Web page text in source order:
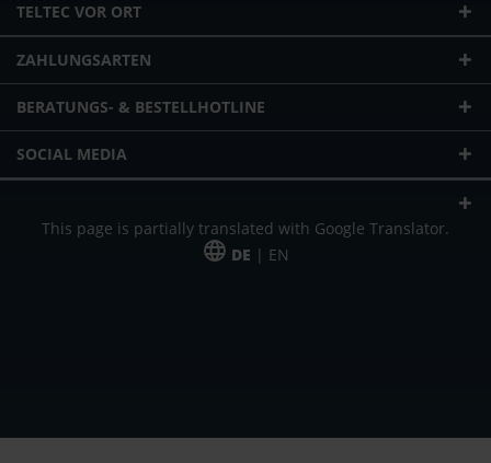
TELTEC VOR ORT
ZAHLUNGSARTEN
BERATUNGS- & BESTELLHOTLINE
SOCIAL MEDIA
This page is partially translated with Google Translator.
DE | EN